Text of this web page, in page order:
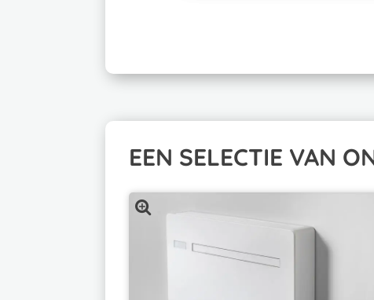
EEN SELECTIE VAN